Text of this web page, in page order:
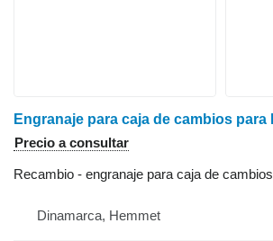
Precio a consultar
Recambio - engranaje para caja de cambios
Dinamarca, Hemmet